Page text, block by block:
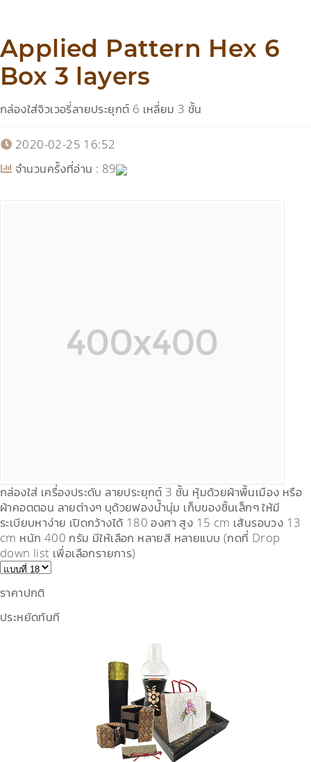
Applied Pattern Hex 6
Box 3 layers
กล่องใส่จิวเวอรี่ลายประยุกต์ 6 เหลี่ยม 3 ชั้น
2020-02-25 16:52
จำนวนครั้งที่อ่าน : 89
กล่องใส่ เครื่องประดับ ลายประยุกต์ 3 ชั้น หุ้มด้วยผ้าพื้นเมือง หรือ
ผ้าคอตตอน ลายต่างๆ บุด้วยฟองน้ำนุ่ม เก็บของชิ้นเล็กๆ ให้มี
ระเบียบหาง่าย เปิดกว้างได้ 180 องศา สูง 15 cm เส้นรอบวง 13
cm หนัก 400 กรัม มีให้เลือก หลายสี หลายแบบ (กดที่ Drop
down list เพื่อเลือกรายการ)
ราคาปกติ
ประหยัดทันที